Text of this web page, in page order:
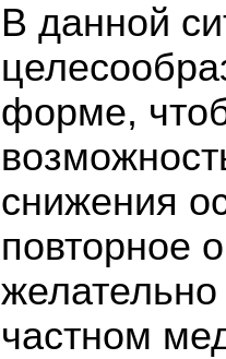
В данной
форме,
снижения
повторное
частном